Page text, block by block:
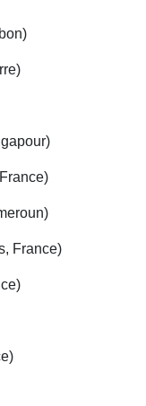
France)